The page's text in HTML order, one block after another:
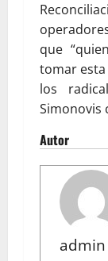
que
tomar
los
Simonovis
Autor
admin